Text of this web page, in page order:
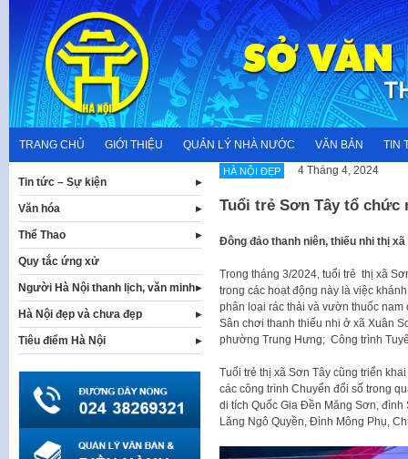
content
TRANG CHỦ GIỚI THIỆU QUẢN LÝ NHÀ NƯỚC VĂN BẢN TIN
HÀ NỘI ĐẸP 4 Tháng 4, 2024
Tuổi trẻ Sơn Tây tổ chức
Đông đảo thanh niên, thiếu nhi thị
Trong tháng 3/2024, tuổi trẻ thị xã
trong các hoạt động này là việc
phân loại rác thải và vườn thuốc
Sân chơi thanh thiếu nhi ở xã Xuân
phường Trung Hưng; Công trình
Tuổi trẻ thị xã Sơn Tây cũng triển
các công trình Chuyển đổi số trong
di tích Quốc Gia Đền Măng Sơn,
Lăng Ngô Quyền, Đình Mông Phụ,
Tin tức – Sự kiện
Văn hóa
Thể Thao
Quy tắc ứng xử
Người Hà Nội thanh lịch, văn minh
Hà Nội đẹp và chưa đẹp
Tiêu điểm Hà Nội